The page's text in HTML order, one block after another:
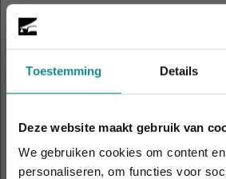
Toestemming Details
Deze website maakt gebruik van
We gebruiken cookies om content
personaliseren, om functies voor
door verschillende kleuren en
combineren. Wie naar jouw
aandacht nodig hebben om de
in zich op te nemen. Combineer
motiefjes en nagellakkleuren of -
binnen jouw nagelstyling concept.
daarvan een geslaagd voorbeeld.